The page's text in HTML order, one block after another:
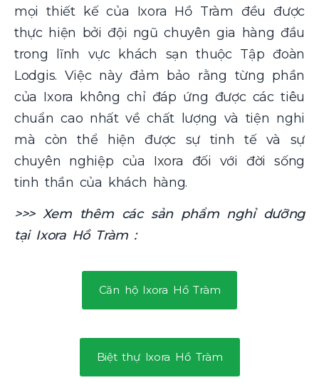
mọi thiết kế của Ixora Hồ Tràm đều được
thực hiện bởi đội ngũ chuyên gia hàng đầu
trong lĩnh vực khách sạn thuộc Tập đoàn
Lodgis. Việc này đảm bảo rằng từng phần
của Ixora không chỉ đáp ứng được các tiêu
chuẩn cao nhất về chất lượng và tiện nghi
mà còn thể hiện được sự tinh tế và sự
chuyên nghiệp của Ixora đối với đời sống
tinh thần của khách hàng.
>>> Xem thêm các sản phẩm nghỉ dưỡng
tại Ixora Hồ Tràm :
Căn hộ Ixora Hồ Tràm
Biệt thự Ixora Hồ Tràm